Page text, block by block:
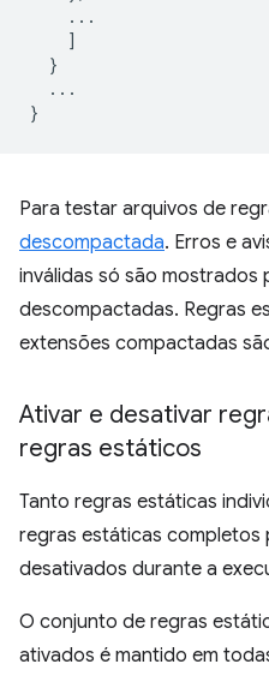
...
]
}
...
}
Para testar arquivos de
descompactada. Erros e
inválidas só são mostrados
descompactadas. Regras
extensões compactadas
Ativar e desativar
regras estáticos
Tanto regras estáticas
regras estáticas completos
desativados durante a
O conjunto de regras
ativados é mantido em